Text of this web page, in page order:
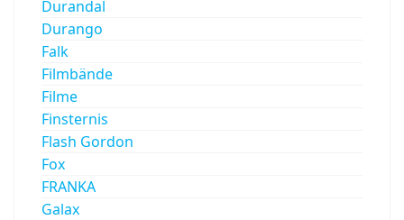
Durandal
Durango
Falk
Filmbände
Filme
Finsternis
Flash Gordon
Fox
FRANKA
Galax